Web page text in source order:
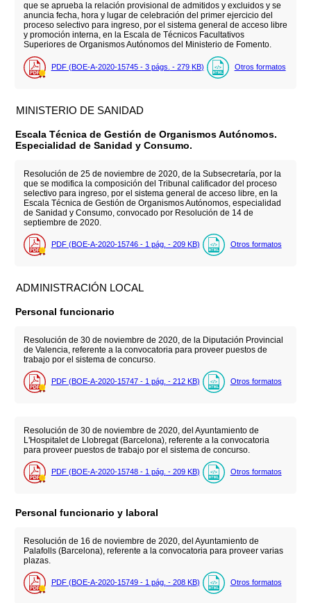
que se aprueba la relación provisional de admitidos y excluidos y se
anuncia fecha, hora y lugar de celebración del primer ejercicio del
proceso selectivo para ingreso, por el sistema general de acceso libre
y promoción interna, en la Escala de Técnicos Facultativos
Superiores de Organismos Autónomos del Ministerio de Fomento.
PDF (BOE-A-2020-15745 - 3 págs. - 279 KB) Otros formatos
MINISTERIO DE SANIDAD
Escala Técnica de Gestión de Organismos Autónomos.
Especialidad de Sanidad y Consumo.
Resolución de 25 de noviembre de 2020, de la Subsecretaría, por la
que se modifica la composición del Tribunal calificador del proceso
selectivo para ingreso, por el sistema general de acceso libre, en la
Escala Técnica de Gestión de Organismos Autónomos, especialidad
de Sanidad y Consumo, convocado por Resolución de 14 de
septiembre de 2020.
PDF (BOE-A-2020-15746 - 1 pág. - 209 KB) Otros formatos
ADMINISTRACIÓN LOCAL
Personal funcionario
Resolución de 30 de noviembre de 2020, de la Diputación Provincial
de Valencia, referente a la convocatoria para proveer puestos de
trabajo por el sistema de concurso.
PDF (BOE-A-2020-15747 - 1 pág. - 212 KB) Otros formatos
Resolución de 30 de noviembre de 2020, del Ayuntamiento de
L'Hospitalet de Llobregat (Barcelona), referente a la convocatoria
para proveer puestos de trabajo por el sistema de concurso.
PDF (BOE-A-2020-15748 - 1 pág. - 209 KB) Otros formatos
Personal funcionario y laboral
Resolución de 16 de noviembre de 2020, del Ayuntamiento de
Palafolls (Barcelona), referente a la convocatoria para proveer varias
plazas.
PDF (BOE-A-2020-15749 - 1 pág. - 208 KB) Otros formatos